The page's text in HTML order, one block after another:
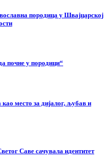
породица у Швајцарској
почне у породици“
место за дијалог, љубав и
Саве сачувала идентитет